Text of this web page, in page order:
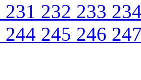
231 232 233
244 245 246